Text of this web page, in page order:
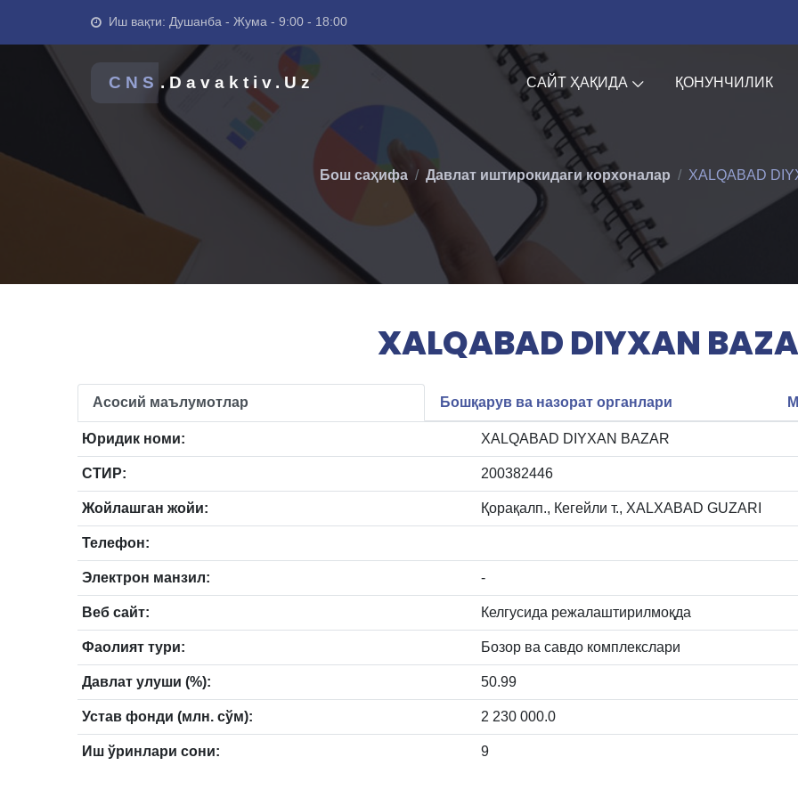
Иш вақти: Душанба - Жума - 9:00 - 18:00
CNS .Davaktiv.Uz САЙТ ҲАҚИДА ҚОНУНЧИЛИК
Бош саҳифа Давлат иштирокидаги корхоналар XALQABAD
XALQABAD DIYXAN
Асосий маълумотлар Бошқарув ва назорат органлари
Юридик номи: XALQABAD DIYXAN BAZAR
СТИР: 200382446
Жойлашган жойи: Қорақалп., Кегейли т., XALXABAD GUZARI
Телефон:
Электрон манзил: -
Веб сайт: Келгусида режалаштирилмоқда
Фаолият тури: Бозор ва савдо комплекслари
Давлат улуши (%): 50.99
Устав фонди (млн. сўм): 2 230 000.0
Иш ўринлари сони: 9